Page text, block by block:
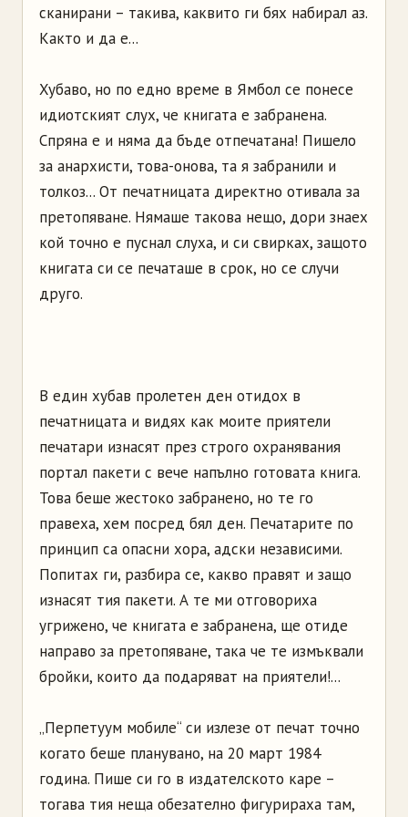
сканирани – такива, каквито ги бях набирал аз.
Както и да е...
Хубаво, но по едно време в Ямбол се понесе
идиотският слух, че книгата е забранена.
Спряна е и няма да бъде отпечатана! Пишело
за анархисти, това-онова, та я забранили и
толкоз... От печатницата директно отивала за
претопяване. Нямаше такова нещо, дори знаех
кой точно е пуснал слуха, и си свирках, защото
книгата си се печаташе в срок, но се случи
друго.
В един хубав пролетен ден отидох в
печатницата и видях как моите приятели
печатари изнасят през строго охранявания
портал пакети с вече напълно готовата книга.
Това беше жестоко забранено, но те го
правеха, хем посред бял ден. Печатарите по
принцип са опасни хора, адски независими.
Попитах ги, разбира се, какво правят и защо
изнасят тия пакети. А те ми отговориха
угрижено, че книгата е забранена, ще отиде
направо за претопяване, така че те измъквали
бройки, които да подаряват на приятели!...
„Перпетуум мобиле“ си излезе от печат точно
когато беше планувано, на 20 март 1984
година. Пише си го в издателското каре –
тогава тия неща обезателно фигурираха там,